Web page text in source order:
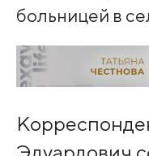
больницей в